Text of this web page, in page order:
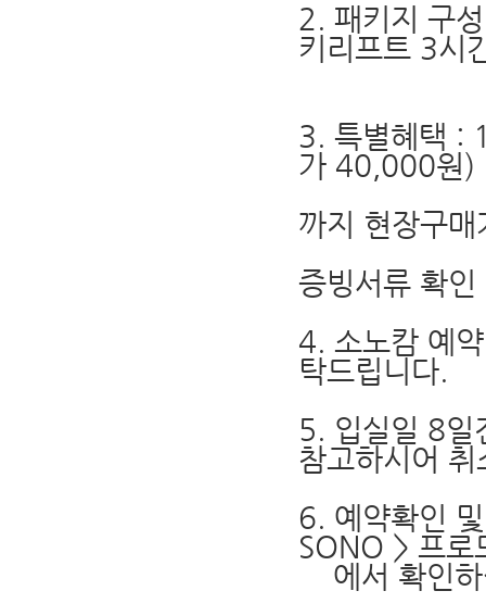
2. 패키지 구
키리프트 3시
3. 특별혜택 :
가 40,000원)
까지 현장구
증빙서류 확인
4. 소노캄 예
탁드립니다.
5. 입실일 8일
참고하시어
6. 예약확인
SONO > 프로
에서 확인하